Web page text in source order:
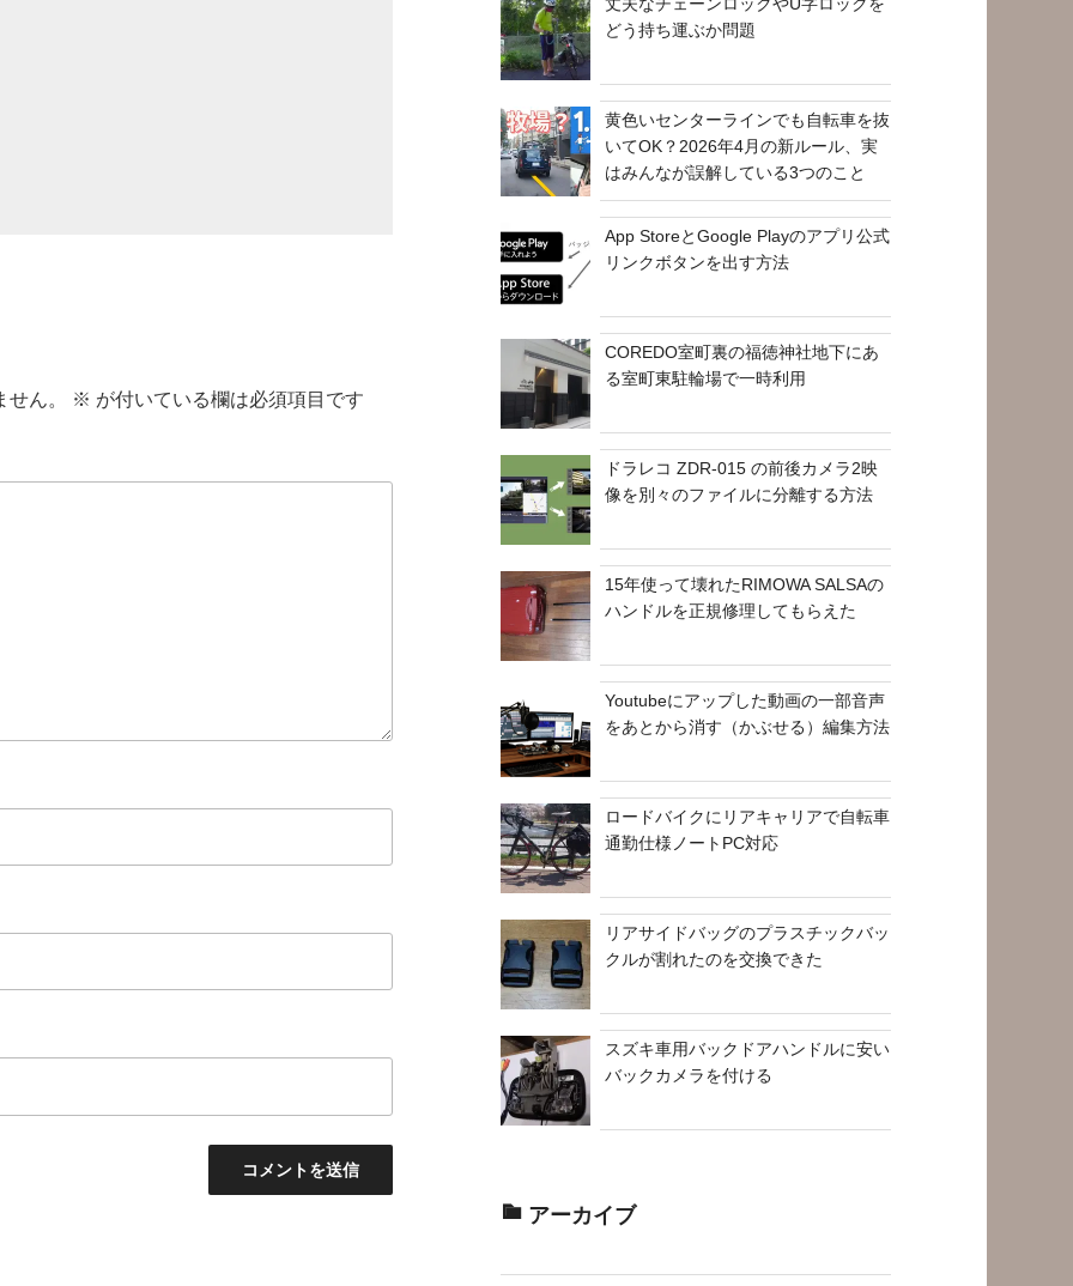
ん。 ※ が付いている欄は必須項目です
どう持ち運ぶか問題
黄色いセンターラインでも自転車を抜
いてOK？2026年4月の新ルール、実
はみんなが誤解している3つのこと
App StoreとGoogle Playのアプリ公式
リンクボタンを出す方法
COREDO室町裏の福徳神社地下にあ
る室町東駐輪場で一時利用
ドラレコ ZDR-015 の前後カメラ2映
像を別々のファイルに分離する方法
15年使って壊れたRIMOWA SALSAの
ハンドルを正規修理してもらえた
Youtubeにアップした動画の一部音声
をあとから消す（かぶせる）編集方法
ロードバイクにリアキャリアで自転車
通勤仕様ノートPC対応
リアサイドバッグのプラスチックバッ
クルが割れたのを交換できた
スズキ車用バックドアハンドルに安い
バックカメラを付ける
アーカイブ